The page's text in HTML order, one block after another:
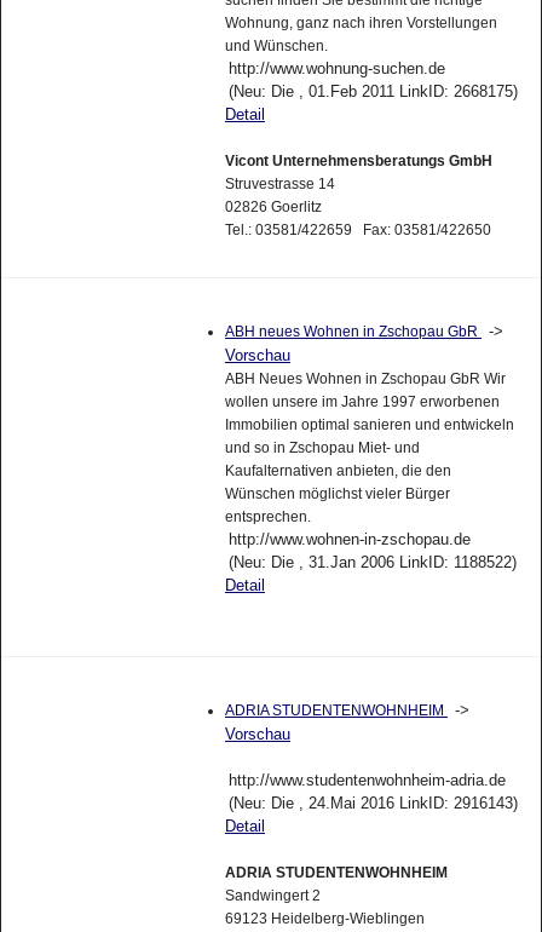
Wohnung, ganz nach ihren Vorstellungen
und Wünschen.
http://www.wohnung-suchen.de
(Neu: Die , 01.Feb 2011 LinkID: 2668175)
Detail
Vicont Unternehmensberatungs GmbH
Struvestrasse 14
02826 Goerlitz
Tel.: 03581/422659 Fax: 03581/422650
ABH neues Wohnen in Zschopau GbR
->
Vorschau
ABH Neues Wohnen in Zschopau GbR Wir
wollen unsere im Jahre 1997 erworbenen
Immobilien optimal sanieren und entwickeln
und so in Zschopau Miet- und
Kaufalternativen anbieten, die den
Wünschen möglichst vieler Bürger
entsprechen.
http://www.wohnen-in-zschopau.de
(Neu: Die , 31.Jan 2006 LinkID: 1188522)
Detail
ADRIA STUDENTENWOHNHEIM
->
Vorschau
http://www.studentenwohnheim-adria.de
(Neu: Die , 24.Mai 2016 LinkID: 2916143)
Detail
ADRIA STUDENTENWOHNHEIM
Sandwingert 2
69123 Heidelberg-Wieblingen